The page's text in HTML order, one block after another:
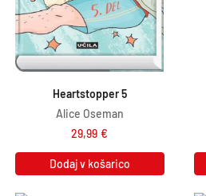
Heartstopper 5
Alice Oseman
29,99 €
Dodaj v košarico